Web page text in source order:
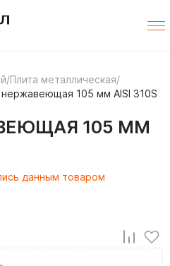
/Плита металлическая/
нержавеющая 105 мм AISI 310S
105 ММ
данным товаром